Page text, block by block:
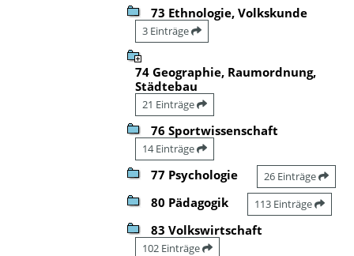
73 Ethnologie, Volkskunde
3 Einträge
74 Geographie, Raumordnung,
Städtebau
21 Einträge
76 Sportwissenschaft
14 Einträge
77 Psychologie 26 Einträge
80 Pädagogik 113 Einträge
83 Volkswirtschaft
102 Einträge